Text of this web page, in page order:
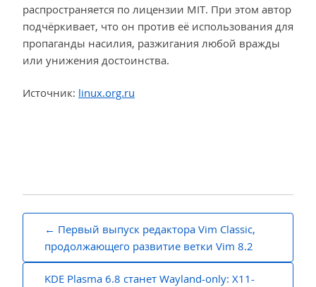
распространяется по лицензии MIT. При этом автор
подчёркивает, что он против её использования для
пропаганды насилия, разжигания любой вражды
или унижения достоинства.
Источник: linux.org.ru
Навигация
записям
Первый выпуск редактора Vim Classic,
продолжающего развитие ветки Vim 8.2
KDE Plasma 6.8 станет Wayland-only: X11-